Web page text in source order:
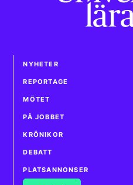
NYHETER
REPORTAGE
MÖTET
PÅ JOBBET
KRÖNIKOR
DEBATT
PLATSANNONSER